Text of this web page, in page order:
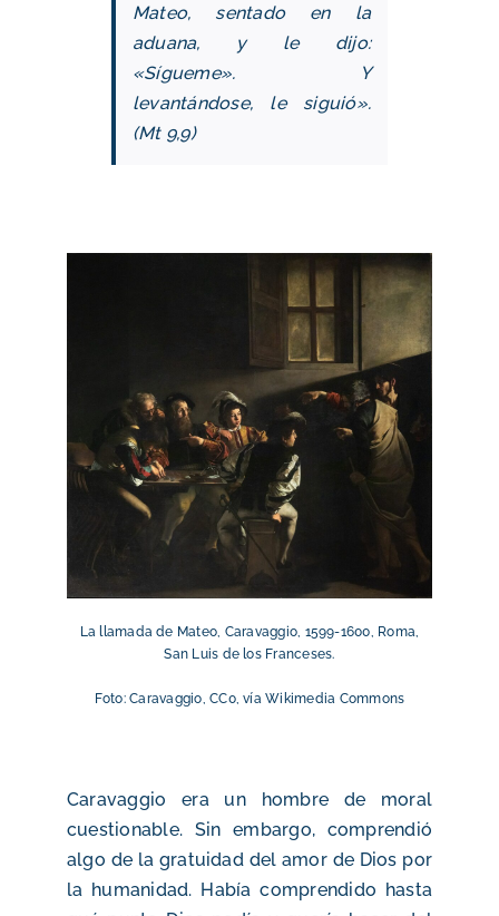
Mateo, sentado en la
aduana, y le dijo:
«Sígueme». Y
levantándose, le siguió».
(Mt 9,9)
La llamada de Mateo, Caravaggio, 1599-1600, Roma,
San Luis de los Franceses.
Foto: Caravaggio, CC0, vía Wikimedia Commons
Caravaggio era un hombre de moral
cuestionable. Sin embargo, comprendió
algo de la gratuidad del amor de Dios por
la humanidad. Había comprendido hasta